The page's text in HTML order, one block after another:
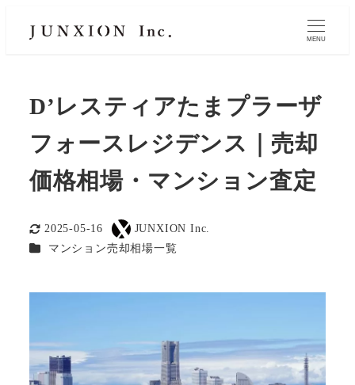
MENU
D’レスティアたまプラーザ
フォースレジデンス｜売却
価格相場・マンション査定
更新日
2025-05-16
著
者
JUNXION Inc.
カテゴリー
マンション売却相場一覧